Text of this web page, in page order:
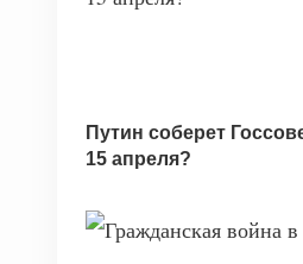
Путин соберет
15 апреля?